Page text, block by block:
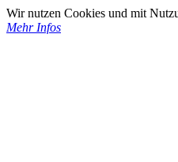
Wir nutzen Cookies und mit
Mehr Infos